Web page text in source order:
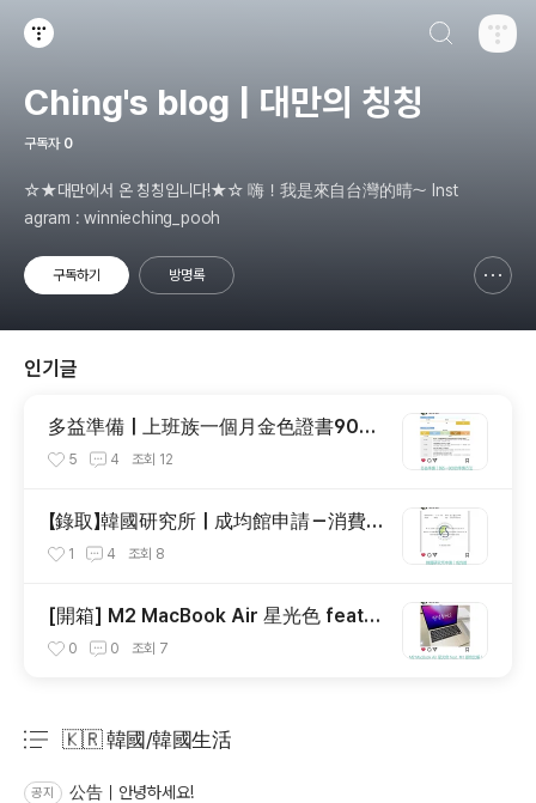
Ching's blog | 대만의 칭칭
구독자 0
☆★대만에서 온 칭칭입니다!★☆ 嗨！我是來自台灣的晴～ Inst
agram : winnieching_pooh
구독하기 방명록
인기글
多益準備｜上班族一個月金色證書900
分的準備方法 ＆推薦書籍大公開
5 4 조회 12
【錄取】韓國研究所｜成均館申請－消費
者學系
1 4 조회 8
[開箱] M2 MacBook Air 星光色 feat.
M1 銀色比較！
0 0 조회 7
🇰🇷 韓國/韓國生活
공지 公告｜안녕하세요!